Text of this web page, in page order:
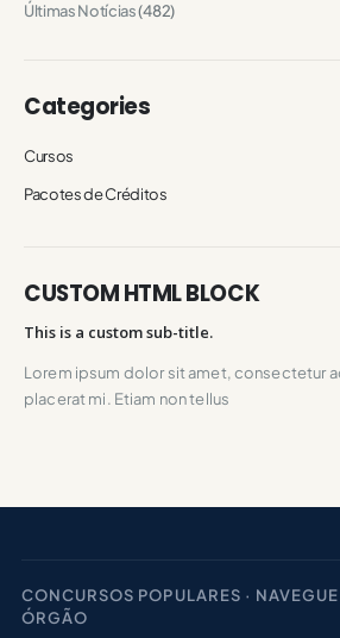
Últimas Notícias(482)
Categories
Cursos
Pacotes de Créditos
CUSTOM HTML BLOCK
This is a custom sub-title.
Lorem ipsum dolor sit amet, consectetur
placerat mi. Etiam non tellus
CONCURSOS POPULARES ·
ÓRGÃO